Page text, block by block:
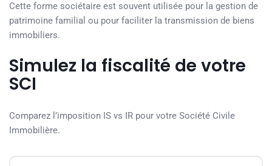
Cette forme sociétaire est souvent utilisée pour la gestion de
patrimoine familial ou pour faciliter la transmission de biens
immobiliers.
Simulez la fiscalité de votre
SCI
Comparez l’imposition IS vs IR pour votre Société Civile
Immobilière.